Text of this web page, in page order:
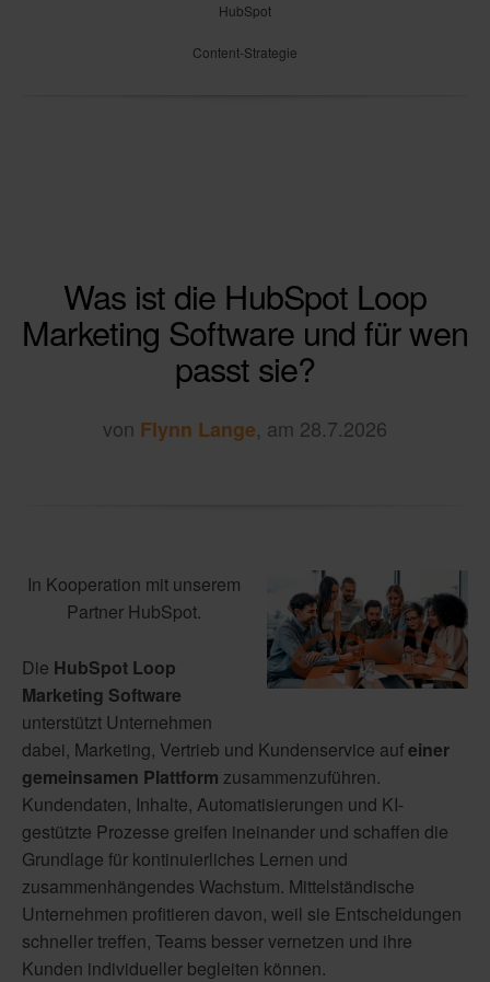
HubSpot
Content-Strategie
Was ist die HubSpot Loop
Marketing Software und für wen
passt sie?
von Flynn Lange, am 28.7.2026
In Kooperation mit unserem
Partner HubSpot.
Die HubSpot Loop
Marketing Software
unterstützt Unternehmen
dabei, Marketing, Vertrieb und Kundenservice aufeiner
gemeinsamen Plattform zusammenzuführen.
Kundendaten, Inhalte, Automatisierungen und KI-
gestützte Prozesse greifen ineinander und schaffen die
Grundlage für kontinuierliches Lernen und
zusammenhängendes Wachstum. Mittelständische
Unternehmen profitieren davon, weil sie Entscheidungen
schneller treffen, Teams besser vernetzen und ihre
Kunden individueller begleiten können.